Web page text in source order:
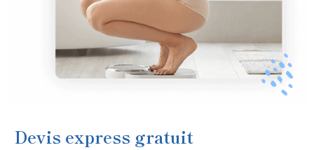
Devis express gratuit